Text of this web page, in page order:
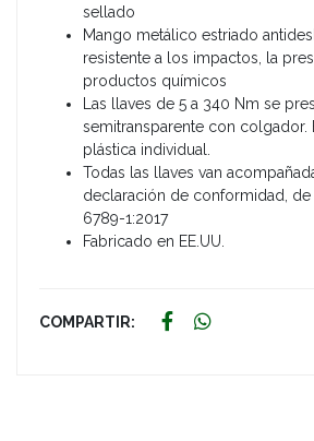
sellado
Mango metálico estriado
resistente a los impactos, la
productos químicos
Las llaves de 5 a 340 Nm se
semitransparente con colgador.
plástica individual.
Todas las llaves van
declaración de conformidad, de
6789-1:2017
Fabricado en EE.UU.
COMPARTIR: